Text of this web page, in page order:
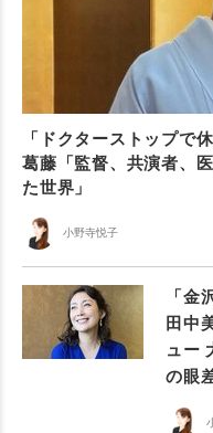
「ドクターストップで
葛藤「監督、共演者、
た世界」
小野寺悦子
「金
田中
ュー
の眼